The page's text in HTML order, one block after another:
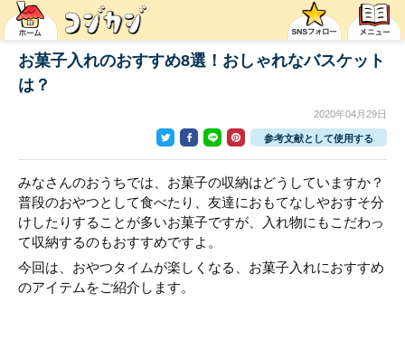
お菓子入れのおすすめ8選！おしゃれなバスケット
は？
2020年04月29日
参考文献として使用する
みなさんのおうちでは、お菓子の収納はどうしていますか？
普段のおやつとして食べたり、友達におもてなしやおすそ分
けしたりすることが多いお菓子ですが、入れ物にもこだわっ
て収納するのもおすすめですよ。
今回は、おやつタイムが楽しくなる、お菓子入れにおすすめ
のアイテムをご紹介します。